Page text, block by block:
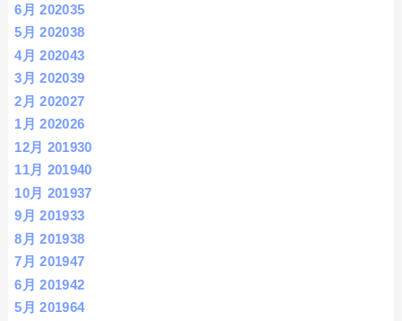
6月 202035
5月 202038
4月 202043
3月 202039
2月 202027
1月 202026
12月 201930
11月 201940
10月 201937
9月 201933
8月 201938
7月 201947
6月 201942
5月 201964